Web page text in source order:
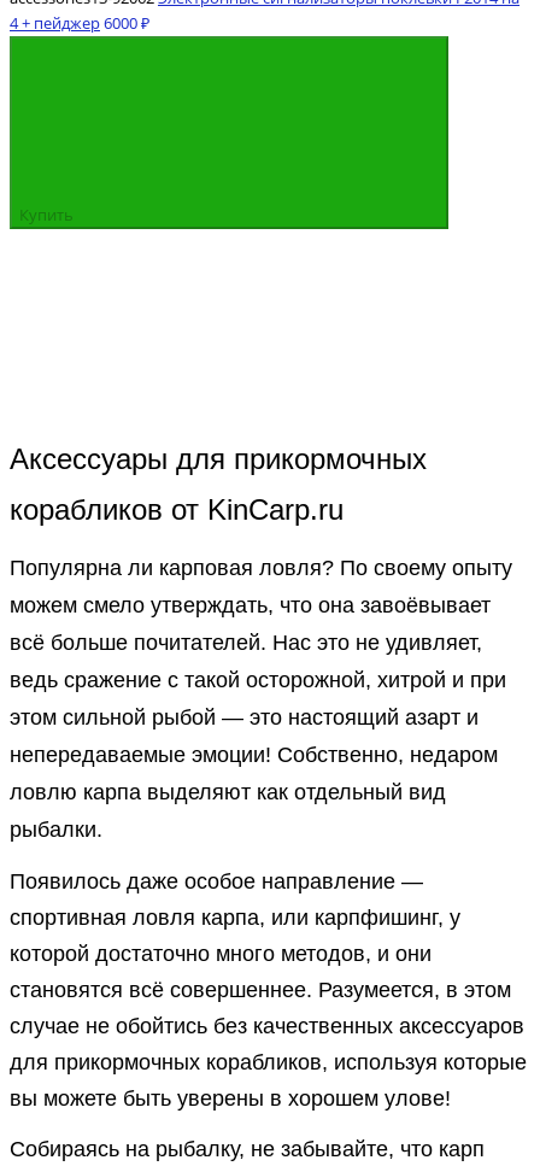
4 + пейджер6000 ₽
Купить
Аксессуары для прикормочных
корабликов от KinCarp.ru
Популярна ли карповая ловля? По своему опыту
можем смело утверждать, что она завоёвывает
всё больше почитателей. Нас это не удивляет,
ведь сражение с такой осторожной, хитрой и при
этом сильной рыбой — это настоящий азарт и
непередаваемые эмоции! Собственно, недаром
ловлю карпа выделяют как отдельный вид
рыбалки.
Появилось даже особое направление —
спортивная ловля карпа, или карпфишинг, у
которой достаточно много методов, и они
становятся всё совершеннее. Разумеется, в этом
случае не обойтись без качественных аксессуаров
для прикормочных корабликов, используя которые
вы можете быть уверены в хорошем улове!
Собираясь на рыбалку, не забывайте, что карп